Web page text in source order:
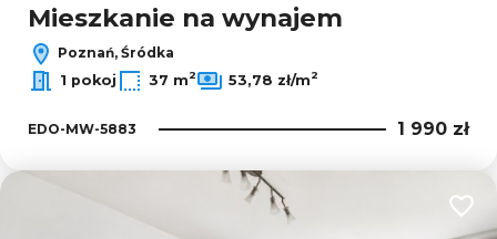
Mieszkanie na wynajem
Poznań, Śródka
1 pokoj
37 m2 53,78 zł/m2
EDO-MW-5883 1 990 zł